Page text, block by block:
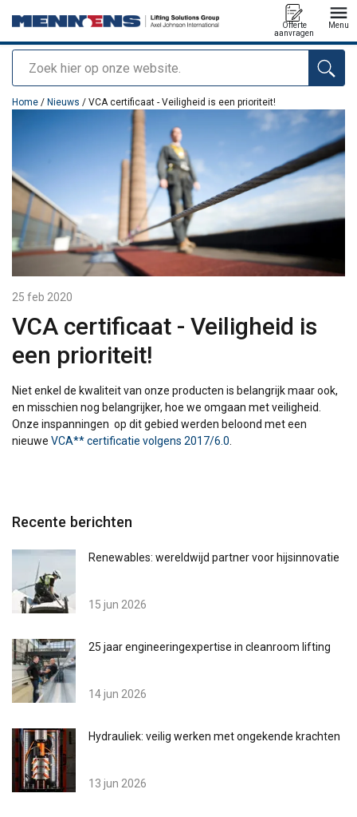
Zoeken
Offerte
aanvragen
Menu
toegevoegd aan uw offerte
Home / Nieuws / VCA certificaat - Veiligheid is een prioriteit!
25 feb 2020
VCA certificaat - Veiligheid is
een prioriteit!
Niet enkel de kwaliteit van onze producten is belangrijk maar ook,
en misschien nog belangrijker, hoe we omgaan met veiligheid.
Onze inspanningen op dit gebied werden beloond met een
nieuwe VCA** certificatie volgens 2017/6.0
Recente berichten
Renewables: wereldwijd partner voor hijsinnovatie
15 jun 2026
25 jaar engineeringexpertise in cleanroom lifting
14 jun 2026
Hydrauliek: veilig werken met ongekende krachten
13 jun 2026